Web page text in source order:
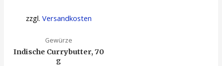
zzgl. Versandkosten
Gewürze
Indische Currybutter, 70
g